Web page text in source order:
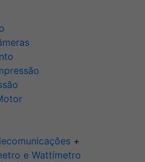
+
e Wattímetro